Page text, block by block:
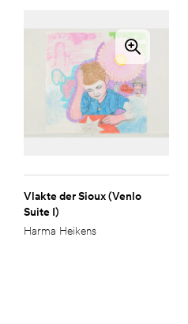
Vlakte der Sioux (Venlo
Suite I)
Harma Heikens